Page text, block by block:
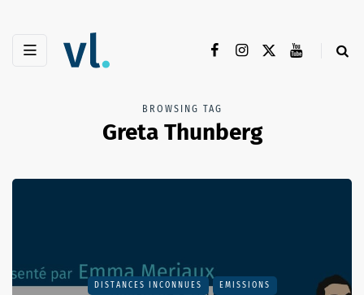
BROWSING TAG
Greta Thunberg
DISTANCES INCONNUES EMISSIONS